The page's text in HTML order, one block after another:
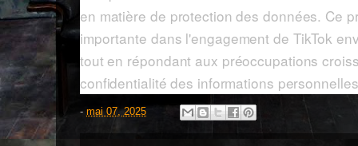
en matière de protection des données. Ce
importante dans l'engagement de TikTok
tout en répondant aux préoccupations
confidentialité des informations
- mai 07, 2025